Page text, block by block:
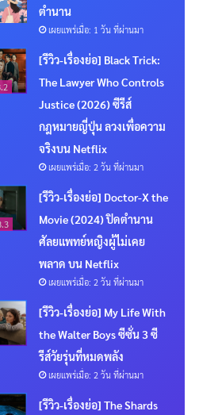
ตำนาน
เผยแพร่เมื่อ: 1 วัน ที่ผ่านมา
[รีวิว-เรื่องย่อ] Black Trick:
The Lawyer Who Controls
Justice (2026) ซีรีส์
กฎหมายญี่ปุ่น ลวงเพื่อความ
จริงบน Netflix
เผยแพร่เมื่อ: 2 วัน ที่ผ่านมา
[รีวิว-เรื่องย่อ] Doctor-X the
Movie (2024) ปิดตำนาน
ศัลยแพทย์หญิงผู้ไม่เคย
พลาด บน Netflix
เผยแพร่เมื่อ: 2 วัน ที่ผ่านมา
[รีวิว-เรื่องย่อ] My Life With
the Walter Boys ซีซั่น 3 ซี
รีส์วัยรุ่นที่หมดพลัง
เผยแพร่เมื่อ: 2 วัน ที่ผ่านมา
[รีวิว-เรื่องย่อ] The Shards